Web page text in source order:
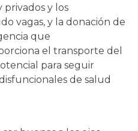
privados y los
vagas, y la donación de
que
el transporte del
para seguir
de salud